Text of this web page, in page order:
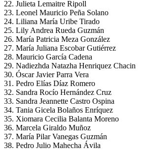
22. Julieta Lemaitre Ripoll
23. Leonel Mauricio Peña Solano
24. Liliana María Uribe Tirado
25. Lily Andrea Rueda Guzmán
26. María Patricia Meza González
27. María Juliana Escobar Gutiérrez
28. Mauricio García Cadena
29. Nadiezhda Natazha Henriquez Chacin
30. Óscar Javier Parra Vera
31. Pedro Elías Díaz Romero
32. Sandra Rocío Hernández Cruz
33. Sandra Jeannette Castro Ospina
34. Tania Gicela Bolaños Enríquez
35. Xiomara Cecilia Balanta Moreno
36. Marcela Giraldo Muñoz
37. María Pilar Vanegas Guzmán
38. Pedro Julio Mahecha Ávila